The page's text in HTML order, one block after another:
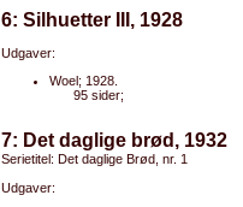
6: Silhuetter III, 1928
Udgaver:
Woel; 1928.
95 sider;
7: Det daglige brød, 1932
Serietitel: Det daglige Brød, nr. 1
Udgaver: